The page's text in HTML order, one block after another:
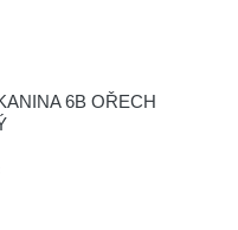
6B OŘECH